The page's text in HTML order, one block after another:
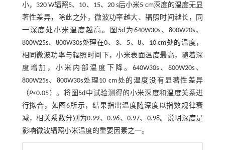
小，320 W辐照5、10、15、20 s后小米5 cm深度的温度无显
著性差异，除此之外，微波功率越大、辐照时间越长，同
一深度处小米温度越高。
图5d为640W30s、800W20s、
800W25s、800W30s处理在0、3、5、8、10 cm处的温度，
相同微波功率与辐照时间下，小米表面温度最高，随着深
度增加，小米内部温度下降。640W30s、800W20s、
800W25s、800W30s处理10 cm处的温度没有显著性差异
（P<0.05）。将 图5d中试验测得的小米深度和温度关系进
行拟合，如 图6所示，结果指出温度随深度以指数规律衰
减，相关系数分别为0.99、0.96、0.97、0.98。说明深度是
影响微波辐照小米温度的重要因素之一。